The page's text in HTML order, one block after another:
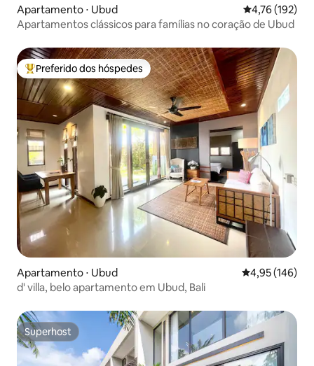
Apartamento ⋅ Ubud 4,76 de uma
4,76 (192)
Apartamentos clássicos para famílias no coração de Ubud
Entre os melhores preferidos dos hóspedes
Preferido dos hóspedes
Apartamento ⋅ Ubud 4,95 de uma
4,95 (146)
d' villa, belo apartamento em Ubud, Bali
Superhost
Superhost